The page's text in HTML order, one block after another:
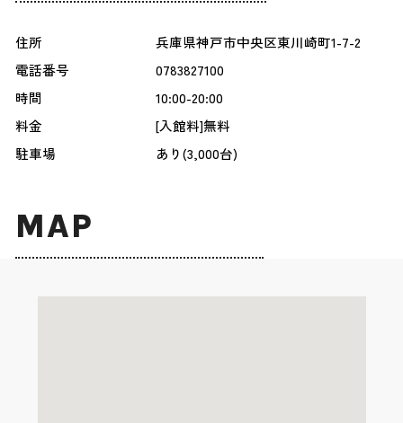
住所
兵庫県神戸市中央区東川崎町1-7-2
電話番号
0783827100
時間
10:00-20:00
料金
[入館料]無料
駐車場
あり(3,000台)
MAP